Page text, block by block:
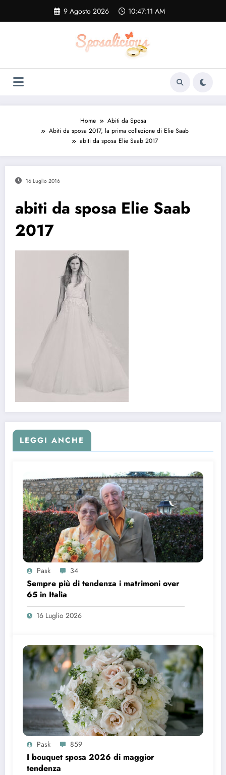
contenuto
9 Agosto 2026 10:47:12 AM
Home
Abiti da Sposa
Abiti da sposa 2017, la prima collezione di Elie Saab
abiti da sposa Elie Saab 2017
16 Luglio 2016
abiti da sposa Elie Saab
2017
LEGGI ANCHE
Pask 34
Sempre più di tendenza i matrimoni over
65 in Italia
16 Luglio 2026
Pask 859
I bouquet sposa 2026 di maggior
tendenza